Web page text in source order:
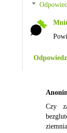
Odpowiedz
Czy